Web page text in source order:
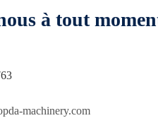
à tout
machinery.com